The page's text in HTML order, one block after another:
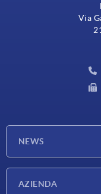
Via
NEWS
AZIENDA